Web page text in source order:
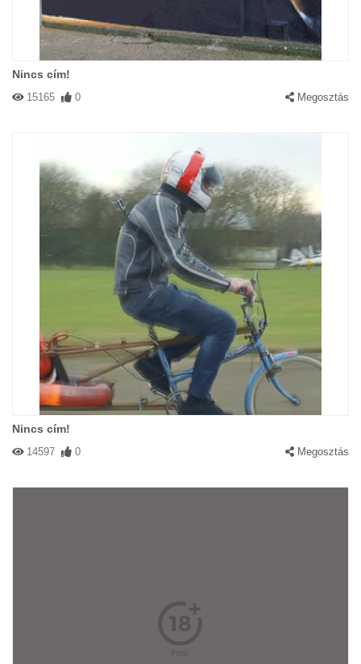
Nincs cím!
15165 0 Megosztás
Nincs cím!
14597 0 Megosztás